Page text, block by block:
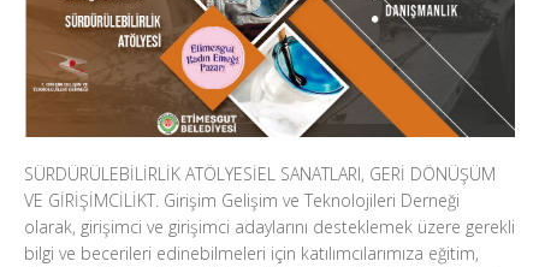
SÜRDÜRÜLEBİLİRLİK ATÖLYESİEL SANATLARI, GERİ DÖNÜŞÜM
VE GİRİŞİMCİLİKT. Girişim Gelişim ve Teknolojileri Derneği
olarak, girişimci ve girişimci adaylarını desteklemek üzere gerekli
bilgi ve becerileri edinebilmeleri için katılımcılarımıza eğitim,